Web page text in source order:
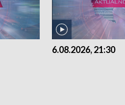
6.08.2026, 21:30